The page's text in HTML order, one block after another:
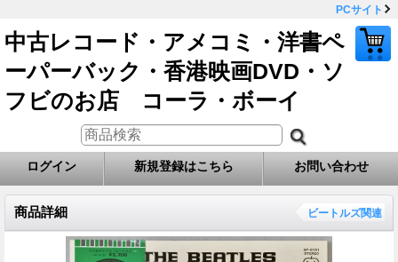
PCサイト
中古レコード・アメコミ・洋書ペ
ーパーバック・香港映画DVD・ソ
フビのお店 コーラ・ボーイ
ログイン 新規登録はこちら お問い合わせ
商品詳細 ビートルズ関連